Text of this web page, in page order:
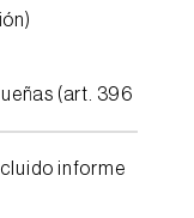
(art. 396
informe